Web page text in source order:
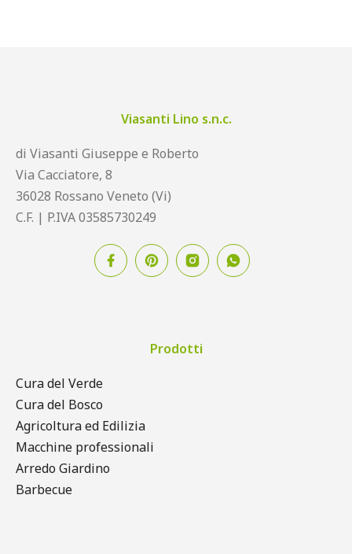
Viasanti Lino s.n.c.
di Viasanti Giuseppe e Roberto
Via Cacciatore, 8
36028 Rossano Veneto (Vi)
C.F. | P.IVA 03585730249
Prodotti
Cura del Verde
Cura del Bosco
Agricoltura ed Edilizia
Macchine professionali
Arredo Giardino
Barbecue